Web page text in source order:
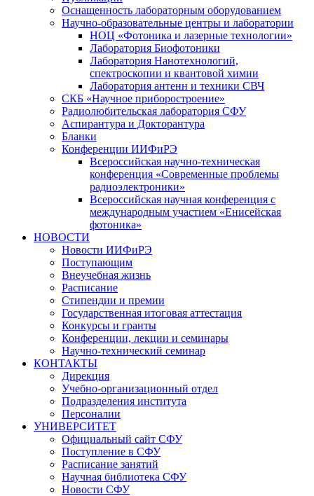
Оснащенность лабораторным оборудованием
Научно-образовательные центры и лаборатории
НОЦ «Фотоника и лазерные технологии»
Лаборатория Биофотоники
Лаборатория Нанотехнологий,
спектроскопии и квантовой химии
Лаборатория антенн и техники СВЧ
СКБ «Научное приборостроение»
Радиолюбительская лаборатория СФУ
Аспирантура и Докторантура
Бланки
Конференции ИИФиРЭ
Всероссийская научно-техническая
конференция «Современные проблемы
радиоэлектроники»
Всероссийская научная конференция с
международным участием «Енисейская
фотоника»
НОВОСТИ
Новости ИИФиРЭ
Поступающим
Внеучебная жизнь
Расписание
Стипендии и премии
Государственная итоговая аттестация
Конкурсы и гранты
Конференции, лекции и семинары
Научно-технический семинар
КОНТАКТЫ
Дирекция
Учебно-организационный отдел
Подразделения института
Персоналии
УНИВЕРСИТЕТ
Официальный сайт СФУ
Поступление в СФУ
Расписание занятий
Научная библиотека СФУ
Новости СФУ